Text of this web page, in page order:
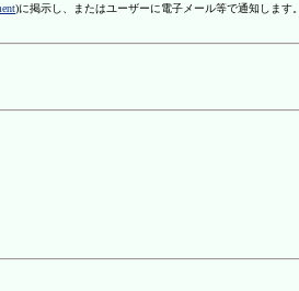
)に掲示し、またはユーザーに電子メール等で通知します。